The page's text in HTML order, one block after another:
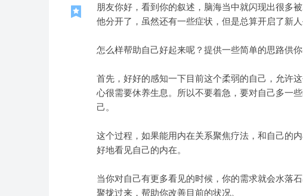
朋友你好，看到你的叙述，脑海当中就闪现出很多
他分开了，虽然还有一些症状，但是总算开启了新人
怎么样帮助自己好起来呢？提供一些简单的思路供
首先，好好的感知一下目前这个柔弱的自己，允许
心很需要休养生息。所以不要着急，要对自己多一
己。
这个过程，如果能用内在关系聚焦疗法，和自己的
好地看见自己的内在。
当你对自己有更多看见的时候，你的需求就会水落
聚拢过来，帮助你改善目前的状况。